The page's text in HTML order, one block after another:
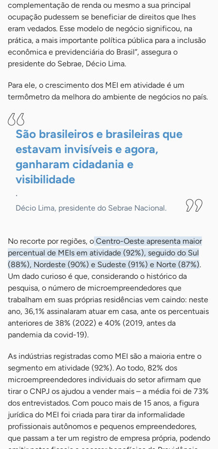
complementação de renda ou mesmo a sua principal
ocupação pudessem se beneficiar de direitos que lhes
eram vedados. Esse modelo de negócio significou, na
prática, a mais importante política pública para a inclusão
econômica e previdenciária do Brasil”, assegura o
presidente do Sebrae, Décio Lima.
Para ele, o crescimento dos MEI em atividade é um
termômetro da melhora do ambiente de negócios no país.
São brasileiros e brasileiras que
estavam invisíveis e agora,
ganharam cidadania e
visibilidade
.
Décio Lima, presidente do Sebrae Nacional.
No recorte por regiões, o Centro-Oeste apresenta maior
percentual de MEIs em atividade (92%), seguido do Sul
(88%), Nordeste (90%) e Sudeste (91%) e Norte (87%).
Um dado curioso é que, considerando o histórico da
pesquisa, o número de microempreendedores que
trabalham em suas próprias residências vem caindo: neste
ano, 36,1% assinalaram atuar em casa, ante os percentuais
anteriores de 38% (2022) e 40% (2019, antes da
pandemia da covid-19).
As indústrias registradas como MEI são a maioria entre o
segmento em atividade (92%). Ao todo, 82% dos
microempreendedores individuais do setor afirmam que
tirar o CNPJ os ajudou a vender mais – a média foi de 73%
dos entrevistados. Com pouco mais de 15 anos, a figura
jurídica do MEI foi criada para tirar da informalidade
profissionais autônomos e pequenos empreendedores,
que passam a ter um registro de empresa própria, podendo